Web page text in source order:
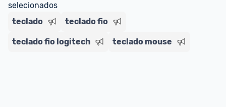
selecionados
teclado
teclado fio
teclado fio logitech teclado mouse